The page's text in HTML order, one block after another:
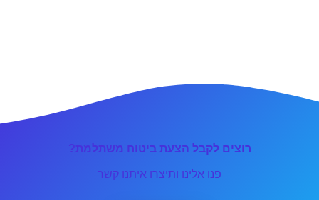
רוצים לקבל הצעת ביטוח משתלמת?
פנו אלינו ותיצרו איתנו קשר